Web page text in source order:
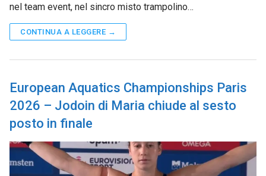
nel team event, nel sincro misto trampolino…
CONTINUA A LEGGERE →
European Aquatics Championships Paris
2026 – Jodoin di Maria chiude al sesto
posto in finale